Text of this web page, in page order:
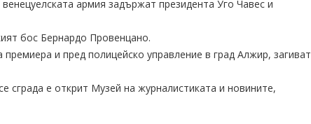
армия задържат президента Уго Чавес и
бос Бернардо Провенцано.
и пред полицейско управление в град Алжир, загиват
сграда е открит Музей на журналистиката и новините,